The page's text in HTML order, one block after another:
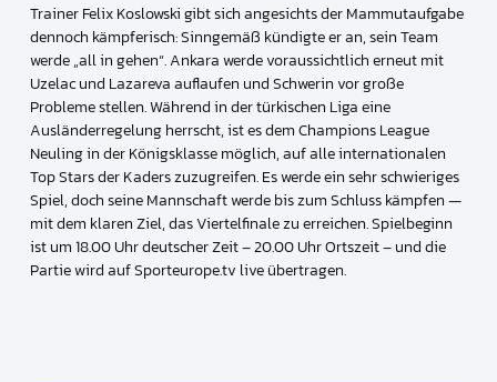
TrainerFelix Koslowskigibt sich angesichts der Mammutaufgabe
dennoch kämpferisch: Sinngemäß kündigte er an, sein Team
werde „all in gehen“. Ankara werde voraussichtlich erneut mit
Uzelac und Lazareva auflaufen und Schwerin vor große
Probleme stellen. Während in der türkischen Liga eine
Ausländerregelung herrscht, ist es dem Champions League
Neuling in der Königsklasse möglich, auf alle internationalen
Top Stars der Kaders zuzugreifen. Es werde ein sehr schwieriges
Spiel, doch seine Mannschaft werde bis zum Schluss kämpfen —
mit dem klaren Ziel, das Viertelfinale zu erreichen. Spielbeginn
ist um 18.00 Uhr deutscher Zeit – 20.00 Uhr Ortszeit – und die
Partie wird auf Sporteurope.tv live übertragen.